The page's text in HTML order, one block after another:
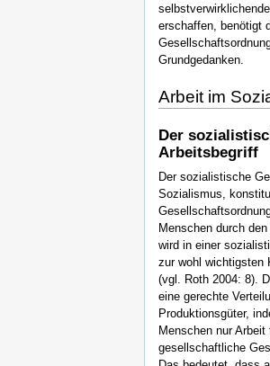
erschaffen, benötigt
Grundgedanken.
Arbeit im
Der
Arbeitsbegriff
Der sozialistische
Sozialismus,
Menschen durch
wird in einer
zur wohl wichtigsten
(vgl. Roth 2004: 8).
eine gerechte
Produktionsgüter,
Menschen nur Arbeit
gesellschaftliche